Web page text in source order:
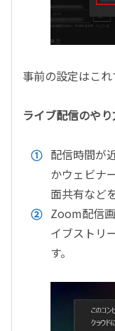
事前の設定はこれ
ライブ配信のや
配信時間が
かウェビナ
面共有など
Zoom配信
イブストリ
す。